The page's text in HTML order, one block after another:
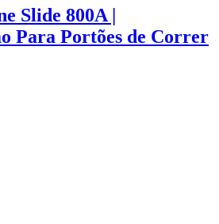
Slide 800A |
Para Portões de Correr